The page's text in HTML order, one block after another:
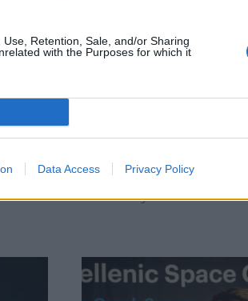
Retention, Sale, and/or Sharing
with the Purposes for which it
Data Access Privacy Policy
Η ζωή
Είναι η λύση στη
ξύλινοι δορυφόροι; Οι
Ιάπωνες λένε «ναι»